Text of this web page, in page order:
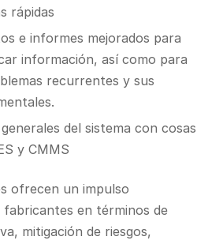
rápidas
e informes mejorados para
información, así como para
recurrentes y sus
del sistema con cosas
y CMMS
ofrecen un impulso
en términos de
mitigación de riesgos,